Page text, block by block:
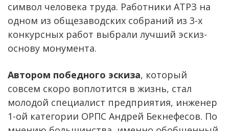
символ человека труда. Работники АТРЗ на
одном из общезаводских собраний из 3-х
конкурсных работ выбрали лучший эскиз-
основу монумента.
Автором победного эскиза, который
совсем скоро воплотится в жизнь, стал
молодой специалист предприятия, инженер
1-ой категории ОРПС Андрей Бекнефесов. По